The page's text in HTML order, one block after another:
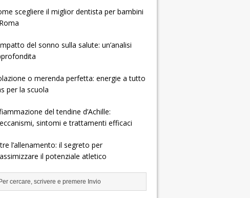
scegliere il miglior dentista per bambini
del sonno sulla salute: un’analisi
o merenda perfetta: energie a tutto
per la scuola
del tendine d’Achille:
sintomi e trattamenti efficaci
l’allenamento: il segreto per
il potenziale atletico